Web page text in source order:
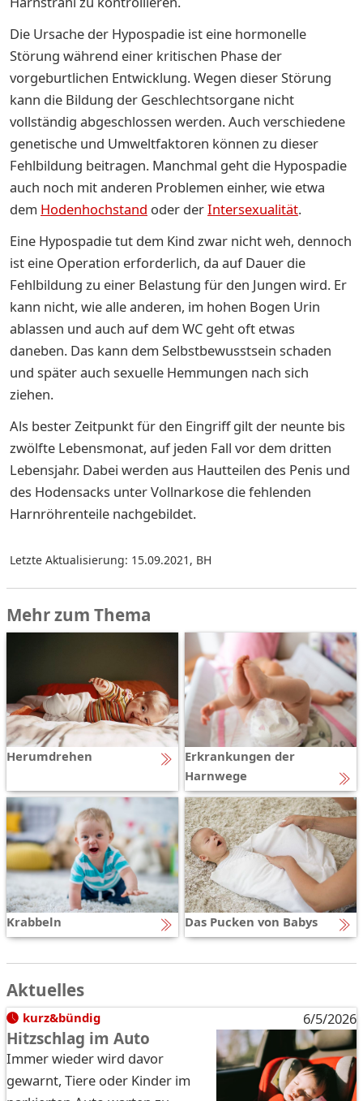
Die Ursache der Hypospadie ist eine hormonelle
Störung während einer kritischen Phase der
vorgeburtlichen Entwicklung. Wegen dieser Störung
kann die Bildung der Geschlechtsorgane nicht
vollständig abgeschlossen werden. Auch verschiedene
genetische und Umweltfaktoren können zu dieser
Fehlbildung beitragen. Manchmal geht die Hypospadie
auch noch mit anderen Problemen einher, wie etwa
dem Hodenhochstand oder derIntersexualität.
Eine Hypospadie tut dem Kind zwar nicht weh, dennoch
ist eine Operation erforderlich, da auf Dauer die
Fehlbildung zu einer Belastung für den Jungen wird. Er
kann nicht, wie alle anderen, im hohen Bogen Urin
ablassen und auch auf dem WC geht oft etwas
daneben. Das kann dem Selbstbewusstsein schaden
und später auch sexuelle Hemmungen nach sich
ziehen.
Als bester Zeitpunkt für den Eingriff gilt der neunte bis
zwölfte Lebensmonat, auf jeden Fall vor dem dritten
Lebensjahr. Dabei werden aus Hautteilen des Penis und
des Hodensacks unter Vollnarkose die fehlenden
Harnröhrenteile nachgebildet.
Letzte Aktualisierung: 15.09.2021 , BH
Mehr zum Thema
Herumdrehen
Erkrankungen der
Harnwege
Krabbeln Das Pucken von Babys
Aktuelles
kurz&bündig 6/5/2026
Hitzschlag im Auto
Immer wieder wird davor
gewarnt, Tiere oder Kinder im